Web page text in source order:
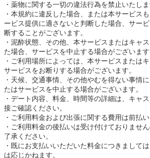
薬物に関する一切の違法行為を禁止いたしま
本規約に違反した場合、または本サービス
ービス提供に適さないと判断した場合、サー
断することがございます。
泥酔状態、その他、本サービスまたはキャ
た場合、サービスを中止する場合がございます
ご利用場所によっては、本サービスまたは
サービスをお断りする場合がございます。
天候、交通事情、その他やむを得ない事情
たはサービスを中止する場合がございます。
デート内容、料金、時間等の詳細は、キャ
接ご確認ください。
ご利用料金および出張に関する費用は前払い
ご利用料金の後払いは受け付けておりませ
了承ください。
既にお支払いいただいた料金につきまして
は応じかねます。